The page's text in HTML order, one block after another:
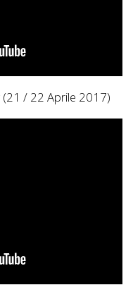
(21 / 22 Aprile 2017)